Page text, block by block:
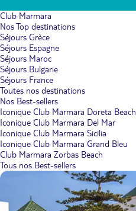
Club Marmara
Nos Top destinations
Séjours Grèce
Séjours Espagne
Séjours Maroc
Séjours Bulgarie
Séjours France
Toutes nos destinations
Nos Best-sellers
Iconique Club Marmara Doreta Beach
Iconique Club Marmara Del Mar
Iconique Club Marmara Sicilia
Iconique Club Marmara Grand Bleu
Club Marmara Zorbas Beach
Tous nos Best-sellers